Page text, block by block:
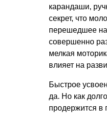
карандаши,
секрет, что
перешедшее
совершенно
мелкая
влияет на
Быстрое
да. Но как
продержится